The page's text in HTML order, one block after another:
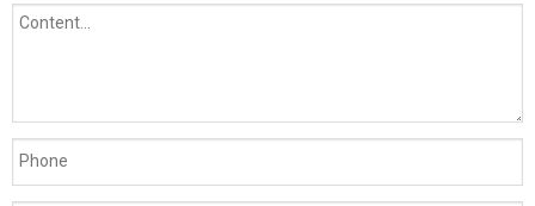
ngành
lớn.